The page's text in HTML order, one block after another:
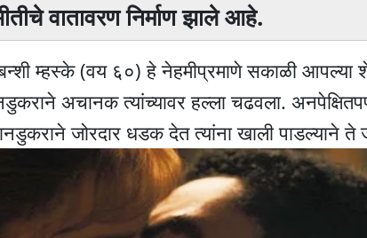
वातावरण निर्माण झाले आहे.
बन्शी म्हस्के (वय ६०) हे नेहमीप्रमाणे सकाळी आपल्या
अचानक त्यांच्यावर हल्ला चढवला.
जोरदार धडक देत त्यांना खाली पाडल्याने